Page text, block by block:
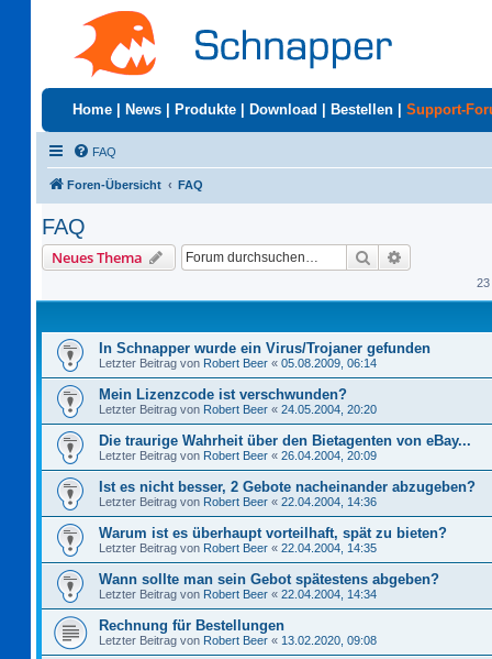
Home News Produkte Download Bestellen Support-
FAQ
Foren-Übersicht FAQ
FAQ
Neues Thema Suche
23
In Schnapper wurde ein Virus/Trojaner gefunden
Letzter Beitrag von Robert Beer « 05.08.2009, 06:14
Mein Lizenzcode ist verschwunden?
Letzter Beitrag von Robert Beer « 24.05.2004, 20:20
Die traurige Wahrheit über den Bietagenten von eBay...
Letzter Beitrag von Robert Beer « 26.04.2004, 20:09
Ist es nicht besser, 2 Gebote nacheinander abzugeben?
Letzter Beitrag von Robert Beer « 22.04.2004, 14:36
Warum ist es überhaupt vorteilhaft, spät zu bieten?
Letzter Beitrag von Robert Beer « 22.04.2004, 14:35
Wann sollte man sein Gebot spätestens abgeben?
Letzter Beitrag von Robert Beer « 22.04.2004, 14:34
Rechnung für Bestellungen
Letzter Beitrag von Robert Beer « 13.02.2020, 09:08